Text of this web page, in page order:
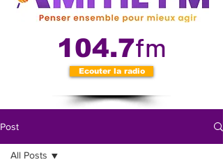
104.7fm
Ecouter la radio
Post
All Posts